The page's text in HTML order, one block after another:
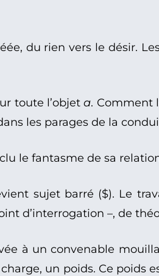
du rien vers le désir.
toute l’objeta. Comment
les parages de la
le fantasme de sa
sujet barré ($). Le
d’interrogation –, de
à un convenable
un poids. Ce poids